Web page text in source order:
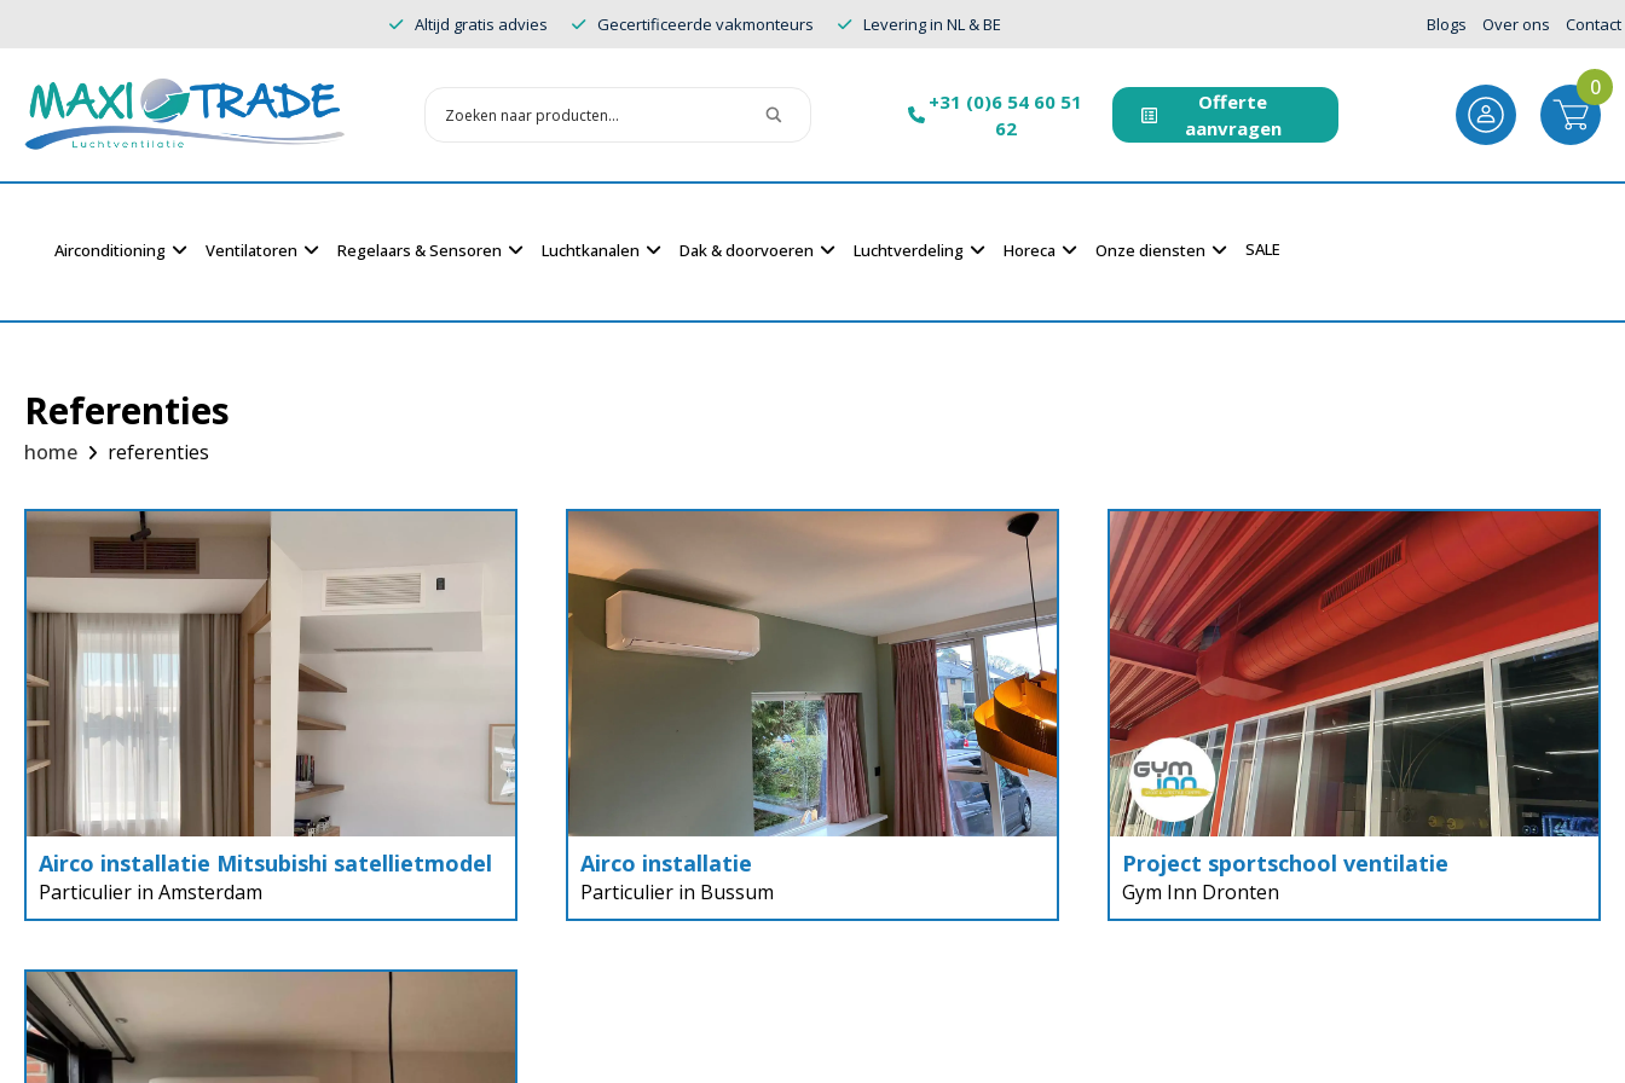
Altijd gratis advies Gecertificeerde vakmonteurs Levering in NL & BE Blogs Over ons Contact
+31 (0)6 54 60 51
62
Offerte
aanvragen
0
Airconditioning Ventilatoren Regelaars & Sensoren Luchtkanalen Dak & doorvoeren Luchtverdeling Horeca Onze diensten SALE
Referenties
home referenties
Airco installatie Mitsubishi satellietmodel
Particulier in Amsterdam
Airco installatie
Particulier in Bussum
Project sportschool ventilatie
Gym Inn Dronten